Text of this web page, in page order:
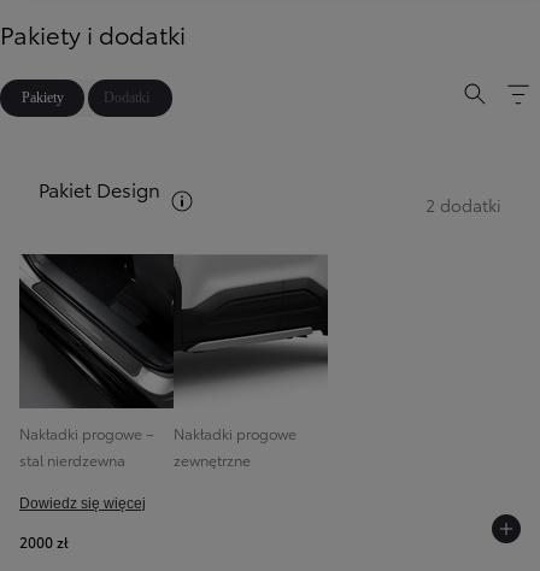
Pakiety i dodatki
Pakiety Dodatki
Pakiet Design
2 dodatki
Nakładki progowe –
stal nierdzewna
Nakładki progowe
zewnętrzne
Dowiedz się więcej
2000 zł